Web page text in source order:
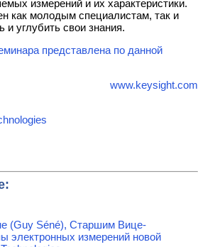
измерений и их характеристики.
как молодым специалистам, так и
и углубить свои знания.
представлена по данной
www.keysight.com
(Guy Séné), Старшим Вице-
электронных измерений новой